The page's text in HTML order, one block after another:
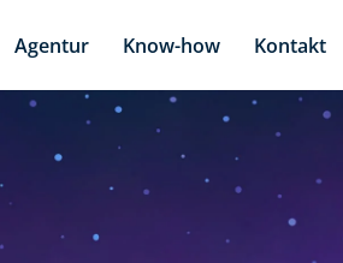
Agentur Know-how Kontakt